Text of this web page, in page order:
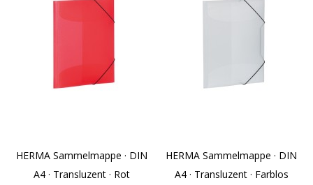
HERMA Sammelmappe · DIN
A4 · Transluzent · Rot
HERMA Sammelmappe · DIN
A4 · Transluzent · Farblos